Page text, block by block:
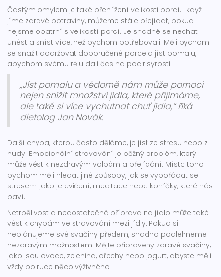
Častým omylem je také přehlížení velikosti porcí. I když
jíme zdravé potraviny, můžeme stále přejídat, pokud
nejsme opatrní s velikostí porcí. Je snadné se nechat
unést a sníst více, než bychom potřebovali. Měli bychom
se snažit dodržovat doporučené porce a jíst pomalu,
abychom svému tělu dali čas na pocit sytosti.
„Jíst pomalu a vědomě nám může pomoci
nejen snížit množství jídla, které přijímáme,
ale také si více vychutnat chuť jídla,“ říká
dietolog Jan Novák.
Další chyba, kterou často děláme, je jíst ze stresu nebo z
nudy. Emocionální stravování je běžný problém, který
může vést k nezdravým volbám a přejídání. Místo toho
bychom měli hledat jiné způsoby, jak se vypořádat se
stresem, jako je cvičení, meditace nebo koníčky, které nás
baví.
Netrpělivost a nedostatečná příprava na jídlo může také
vést k chybám ve stravování mezi jídly. Pokud si
neplánujeme své svačiny předem, snadno podlehneme
nezdravým možnostem. Mějte připraveny zdravé svačiny,
jako jsou ovoce, zelenina, ořechy nebo jogurt, abyste měli
vždy po ruce něco výživného.